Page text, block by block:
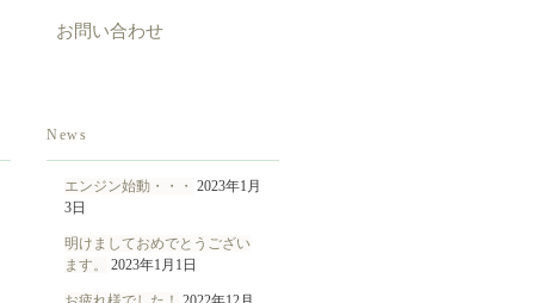
お問い合わせ
News
エンジン始動・・・ 2023年1月
3日
明けましておめでとうござい
ます。
2023年1月1日